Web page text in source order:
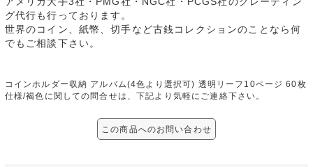
グ代行も行っております。
世界のコイン、紙幣、切手など古銭コレクションのことなら何
でもご相談下さい。
コインホルダー収納 アルバム(4色より選択可) 透明リーフ10ページ 60枚
仕様/褐色に関しての問合せは、下記より気軽にご連絡下さい。
この商品へのお問い合わせ